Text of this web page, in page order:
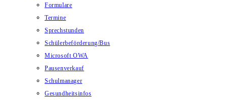
Formulare
Termine
Sprechstunden
Schülerbeförderung/Bus
Microsoft OWA
Pausenverkauf
Schulmanager
Gesundheitsinfos